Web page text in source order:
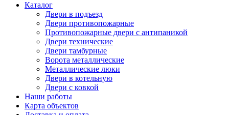
Каталог
Двери в подъезд
Двери противопожарные
Противопожарные двери с антипаникой
Двери технические
Двери тамбурные
Ворота металлические
Металлические люки
Двери в котельную
Двери с ковкой
Наши работы
Карта объектов